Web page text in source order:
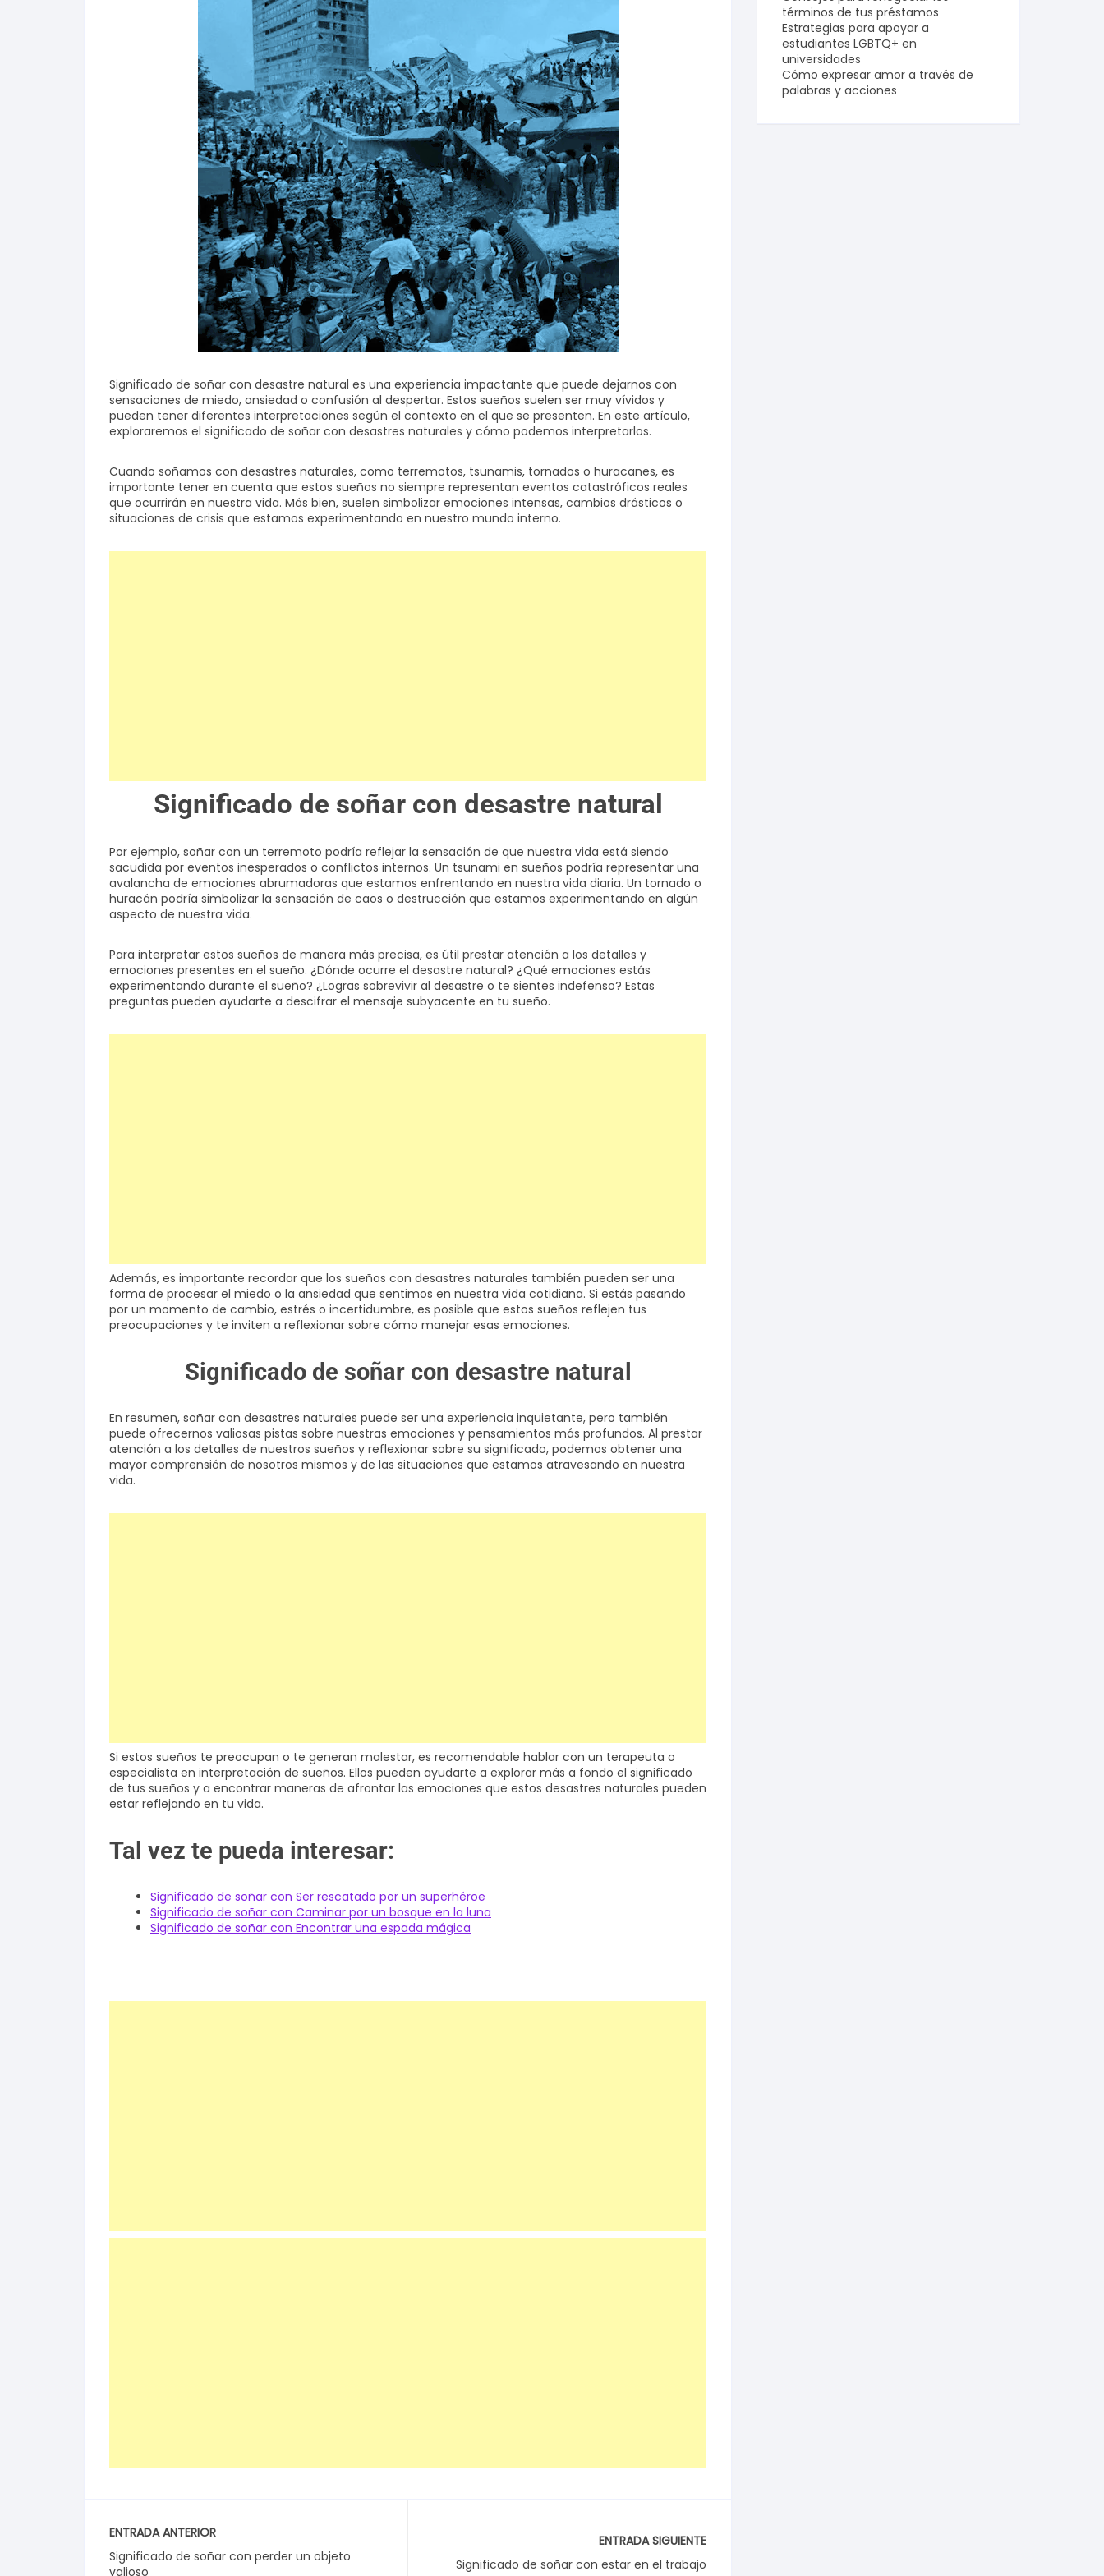
Salud y bienestar
Finanzas
Reseñas
Actualidad
Significado de soñar con desastre natural es una experiencia impactante que puede dejarnos con
sensaciones de miedo, ansiedad o confusión al despertar. Estos sueños suelen ser muy vívidos y
pueden tener diferentes interpretaciones según el contexto en el que se presenten. En este artículo,
exploraremos el significado de soñar con desastres naturales y cómo podemos interpretarlos.
Cuando soñamos con desastres naturales, como terremotos, tsunamis, tornados o huracanes, es
importante tener en cuenta que estos sueños no siempre representan eventos catastróficos reales
que ocurrirán en nuestra vida. Más bien, suelen simbolizar emociones intensas, cambios drásticos o
situaciones de crisis que estamos experimentando en nuestro mundo interno.
Significado de soñar con desastre natural
Por ejemplo, soñar con un terremoto podría reflejar la sensación de que nuestra vida está siendo
sacudida por eventos inesperados o conflictos internos. Un tsunami en sueños podría representar una
avalancha de emociones abrumadoras que estamos enfrentando en nuestra vida diaria. Un tornado o
huracán podría simbolizar la sensación de caos o destrucción que estamos experimentando en algún
aspecto de nuestra vida.
Para interpretar estos sueños de manera más precisa, es útil prestar atención a los detalles y
emociones presentes en el sueño. ¿Dónde ocurre el desastre natural? ¿Qué emociones estás
experimentando durante el sueño? ¿Logras sobrevivir al desastre o te sientes indefenso? Estas
preguntas pueden ayudarte a descifrar el mensaje subyacente en tu sueño.
Además, es importante recordar que los sueños con desastres naturales también pueden ser una
forma de procesar el miedo o la ansiedad que sentimos en nuestra vida cotidiana. Si estás pasando
por un momento de cambio, estrés o incertidumbre, es posible que estos sueños reflejen tus
preocupaciones y te inviten a reflexionar sobre cómo manejar esas emociones.
Significado de soñar con desastre natural
En resumen, soñar con desastres naturales puede ser una experiencia inquietante, pero también
puede ofrecernos valiosas pistas sobre nuestras emociones y pensamientos más profundos. Al prestar
atención a los detalles de nuestros sueños y reflexionar sobre su significado, podemos obtener una
mayor comprensión de nosotros mismos y de las situaciones que estamos atravesando en nuestra
vida.
Si estos sueños te preocupan o te generan malestar, es recomendable hablar con un terapeuta o
especialista en interpretación de sueños. Ellos pueden ayudarte a explorar más a fondo el significado
de tus sueños y a encontrar maneras de afrontar las emociones que estos desastres naturales pueden
estar reflejando en tu vida.
Tal vez te pueda interesar:
Significado de soñar con Ser rescatado por un superhéroe
Significado de soñar con Caminar por un bosque en la luna
Significado de soñar con Encontrar una espada mágica
ENTRADA ANTERIOR
Significado de soñar con perder un objeto
valioso
ENTRADA SIGUIENTE
Significado de soñar con estar en el trabajo
términos de tus préstamos
Estrategias para apoyar a
estudiantes LGBTQ+ en
universidades
Cómo expresar amor a través de
palabras y acciones